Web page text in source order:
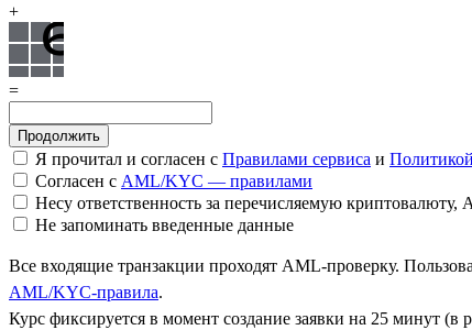
+
=
Я прочитал и согласен с Правилами сервиса и
Согласен с AML/KYC — правилами
Несу ответственность за перечисляемую
Не запоминать введенные данные
Все входящие транзакции проходят AML-проверку.
AML/KYC-правила.
Курс фиксируется в момент создание заявки на 25 минут (в